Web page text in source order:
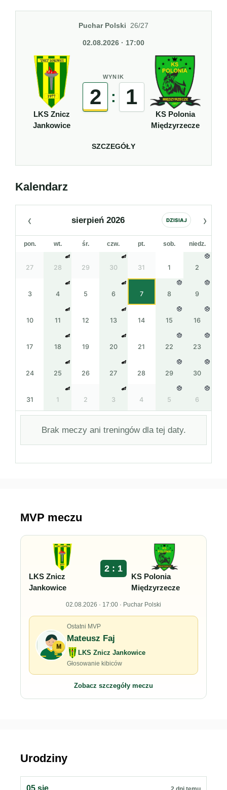
Puchar Polski 26/27
02.08.2026 · 17:00
LKS Znicz
Jankowice
WYNIK
2 : 1
KS Polonia
Międzyrzecze
SZCZEGÓŁY
Kalendarz
‹ sierpień 2026 DZISIAJ ›
pon. wt. śr. czw. pt. sob. niedz.
27 28 29 30 31 1 2
3 4 5 6 7 8 9
10 11 12 13 14 15 16
17 18 19 20 21 22 23
24 25 26 27 28 29 30
31 1 2 3 4 5 6
Brak meczy ani treningów dla tej daty.
MVP meczu
LKS Znicz
Jankowice
2 : 1
KS Polonia
Międzyrzecze
02.08.2026 · 17:00 · Puchar Polski
M
Ostatni MVP
Mateusz Faj
LKS Znicz Jankowice
Głosowanie kibiców
Zobacz szczegóły meczu
Urodziny
05 sie